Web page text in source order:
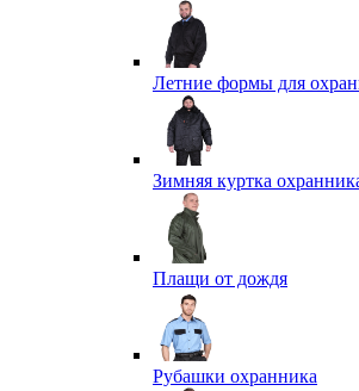
Летние формы для
Зимняя куртка
Плащи от дождя
Рубашки охранника